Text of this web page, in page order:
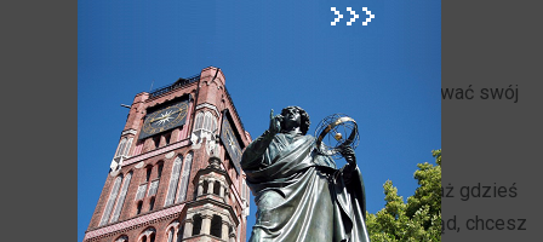
Polityka cookies
Jeżeli chcesz opublikować swój
artykuł lub napisać do
Toruńskiego Portalu
Turystycznego ponieważ gdzieś
do tekstu wkradł się błąd, chcesz